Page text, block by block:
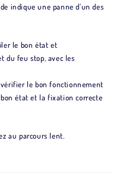
indique une panne d’un des
le bon état et
du feu stop, avec les
le bon fonctionnement
bon état et la fixation correcte
au parcours lent.